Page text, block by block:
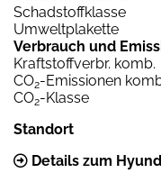
Schadstoffklasse
Umweltplakette
Verbrauch und
Kraftstoffverbr. komb.
CO2-Emissionen
CO2-Klasse
Standort
Details zum